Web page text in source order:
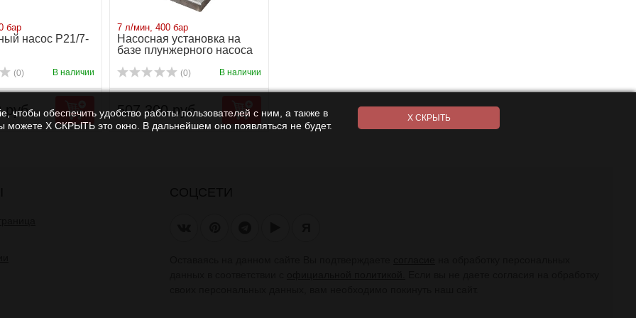
бар
насос P21/7-
(0) В наличии
руб.
7 л/мин, 400 бар
Насосная установка на
базе плунжерного насоса
(0) В наличии
507 300 руб.
чтобы обеспечить удобство работы пользователей с ним, а также в
можете Х СКРЫТЬ это окно. В дальнейшем оно появляться не будет.